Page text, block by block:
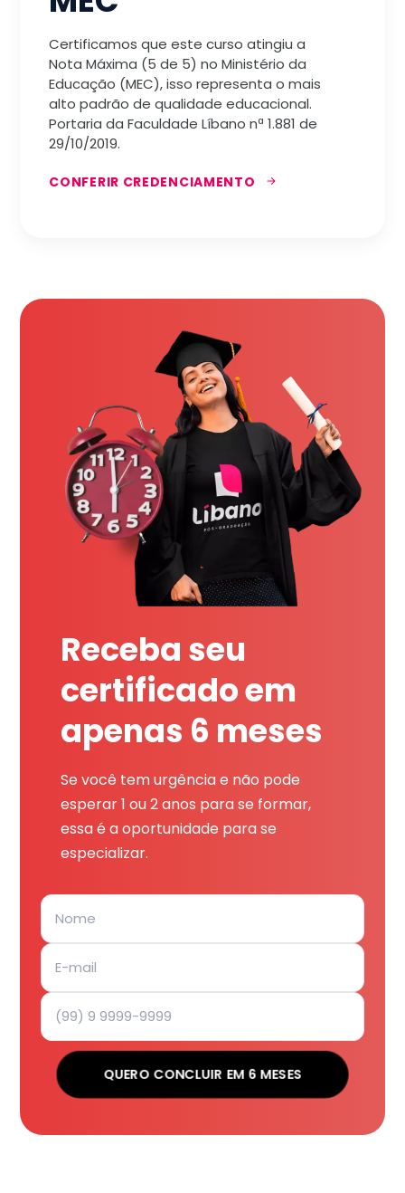
Certificamos que este curso atingiu a
Nota Máxima (5 de 5) no Ministério da
Educação (MEC), isso representa o mais
alto padrão de qualidade educacional.
Portaria da Faculdade Líbano nª 1.881 de
29/10/2019.
CONFERIR CREDENCIAMENTO
Receba seu
certificado em
apenas 6 meses
Se você tem urgência e não pode
esperar 1 ou 2 anos para se formar,
essa é a oportunidade para se
especializar.
QUERO CONCLUIR EM 6 MESES